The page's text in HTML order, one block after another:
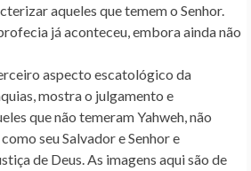
aqueles que temem o Senhor.
jáaconteceu, emboraainda não
aspecto escatológico da
mostra o julgamento e
que não temeram Yahweh, não
seu Salvador e Senhor e
de Deus. As imagens aqui são de